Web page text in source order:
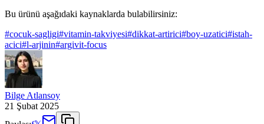
Bu ürünü aşağıdaki kaynaklarda bulabilirsiniz:
#cocuk-sagligi#vitamin-takviyesi#dikkat-artirici#boy-uzatici#istah-
acici#l-arjinin#argivit-focus
Bilge Atlansoy
21 Şubat 2025